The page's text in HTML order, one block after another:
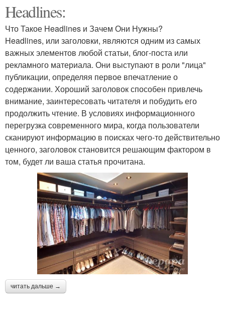
Headlines:
Что Такое Headlines и Зачем Они Нужны?
Headlines, или заголовки, являются одним из самых
важных элементов любой статьи, блог-поста или
рекламного материала. Они выступают в роли "лица"
публикации, определяя первое впечатление о
содержании. Хороший заголовок способен привлечь
внимание, заинтересовать читателя и побудить его
продолжить чтение. В условиях информационного
перегрузка современного мира, когда пользователи
сканируют информацию в поисках чего-то действительно
ценного, заголовок становится решающим фактором в
том, будет ли ваша статья прочитана.
читать дальше →